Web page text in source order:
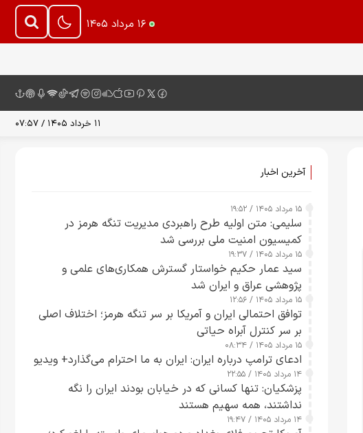
۱۶ مرداد ۱۴۰۵
۱۱ خرداد ۱۴۰۵ / ۰۷:۵۷
آخرین اخبار
۱۵ مرداد ۱۴۰۵ / ۱۹:۵۲
سلیمی: متن اولیه طرح راهبردی مدیریت تنگه هرمز در
کمیسیون امنیت ملی بررسی شد
۱۵ مرداد ۱۴۰۵ / ۱۹:۳۷
سید عمار حکیم خواستار گسترش همکاری‌های علمی و
پژوهشی عراق و ایران شد
۱۵ مرداد ۱۴۰۵ / ۱۲:۵۶
توافق احتمالی ایران و آمریکا بر سر تنگه هرمز؛ اختلاف اصلی
بر سر کنترل آبراه حیاتی
۱۵ مرداد ۱۴۰۵ / ۰۸:۳۴
ادعای ترامپ درباره ایران: ایران به ما احترام می‌گذارد+ ویدیو
۱۴ مرداد ۱۴۰۵ / ۲۲:۵۵
پزشکیان: تنها کسانی که در خیابان بودند ایران را نگه
نداشتند، همه سهیم هستند
۱۴ مرداد ۱۴۰۵ / ۱۹:۴۷